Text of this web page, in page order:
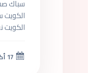
الكويت